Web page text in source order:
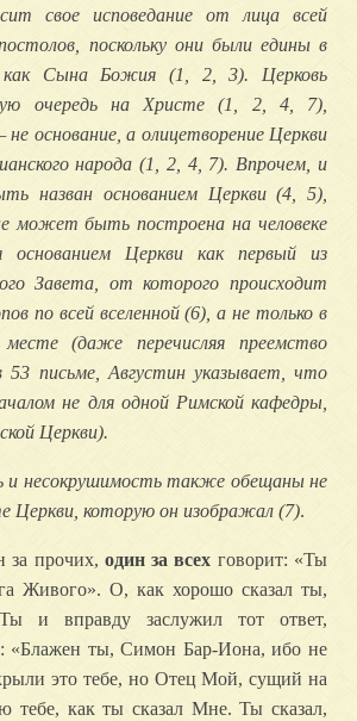
свое исповедание от лица всей
поскольку они были едины в
как Сына Божия (1, 2, 3). Церковь
очередь на Христе (1, 2, 4, 7),
основание, а олицетворение Церкви
народа (1, 2, 4, 7). Впрочем, и
назван основанием Церкви (4, 5),
может быть построена на человеке
основанием Церкви как первый из
Завета, от которого происходит
по всей вселенной (6), а не только в
(даже перечисляя преемство
53 письме, Августин указывает, что
не для одной Римской кафедры,
Церкви).
и несокрушимость также обещаны не
Церкви, которую он изображал (7).
за прочих, один за всех говорит: «Ты
Живого». О, как хорошо сказал ты,
и вправду заслужил тот ответ,
«Блажен ты, Симон Бар-Иона, ибо не
это тебе, но Отец Мой, сущий на
тебе, как ты сказал Мне. Ты сказал,